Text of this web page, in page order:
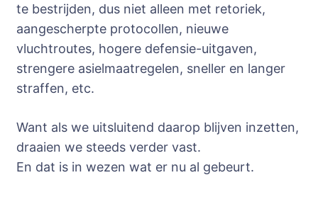
te bestrijden, dus niet alleen met retoriek,
aangescherpte protocollen, nieuwe
vluchtroutes, hogere defensie-uitgaven,
strengere asielmaatregelen, sneller en langer
straffen, etc.
Want als we uitsluitend daarop blijven inzetten,
draaien we steeds verder vast.
En dat is in wezen wat er nu al gebeurt.